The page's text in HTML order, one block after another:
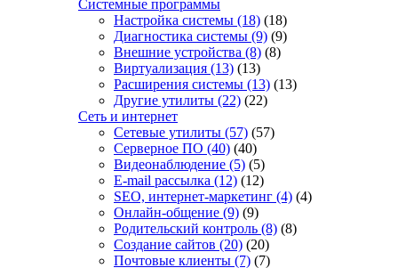
Системные программы
Настройка системы (18) (18)
Диагностика системы (9) (9)
Внешние устройства (8) (8)
Виртуализация (13) (13)
Расширения системы (13) (13)
Другие утилиты (22) (22)
Сеть и интернет
Сетевые утилиты (57) (57)
Серверное ПО (40) (40)
Видеонаблюдение (5) (5)
E-mail рассылка (12) (12)
SEO, интернет-маркетинг (4) (4)
Онлайн-общение (9) (9)
Родительский контроль (8) (8)
Создание сайтов (20) (20)
Почтовые клиенты (7) (7)